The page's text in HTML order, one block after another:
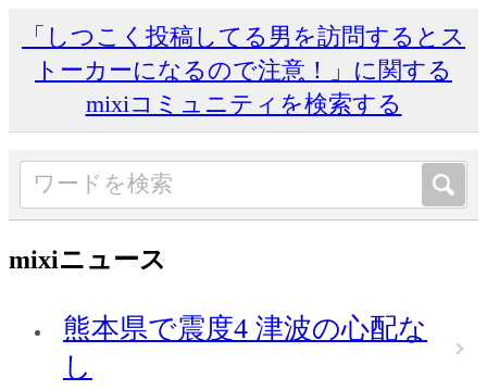
「しつこく投稿してる男を訪問するとス
トーカーになるので注意！」に関する
mixiコミュニティを検索する
mixiニュース
熊本県で震度4 津波の心配な
し